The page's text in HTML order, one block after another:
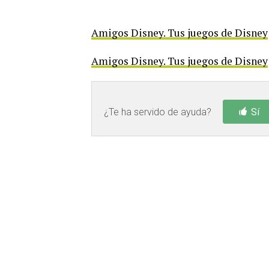
Amigos Disney. Tus juegos de Disney
Amigos Disney. Tus juegos de Disney
¿Te ha servido de ayuda? Sí